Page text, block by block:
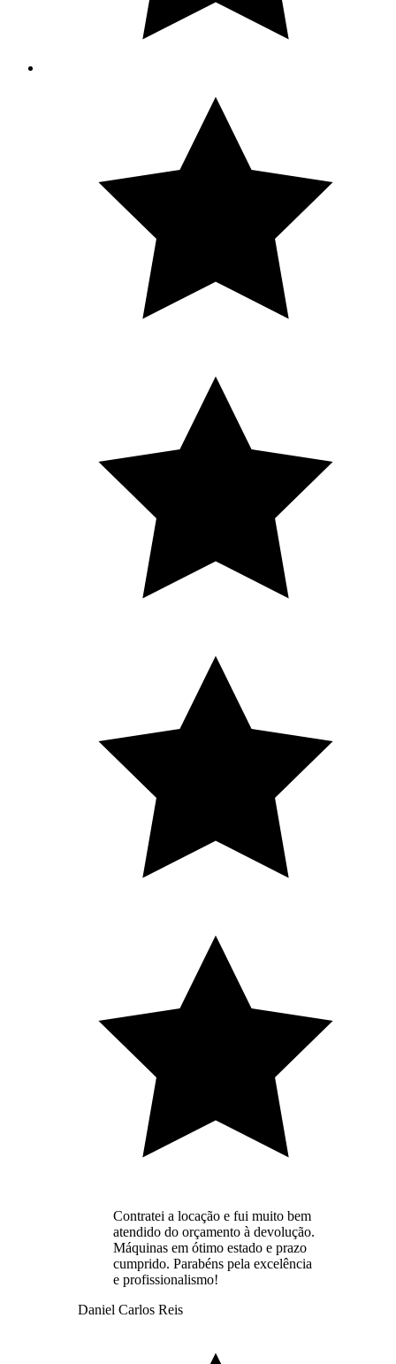
Contratei a locação e fui muito bem
atendido do orçamento à devolução.
Máquinas em ótimo estado e prazo
cumprido. Parabéns pela excelência
e profissionalismo!
Daniel Carlos Reis